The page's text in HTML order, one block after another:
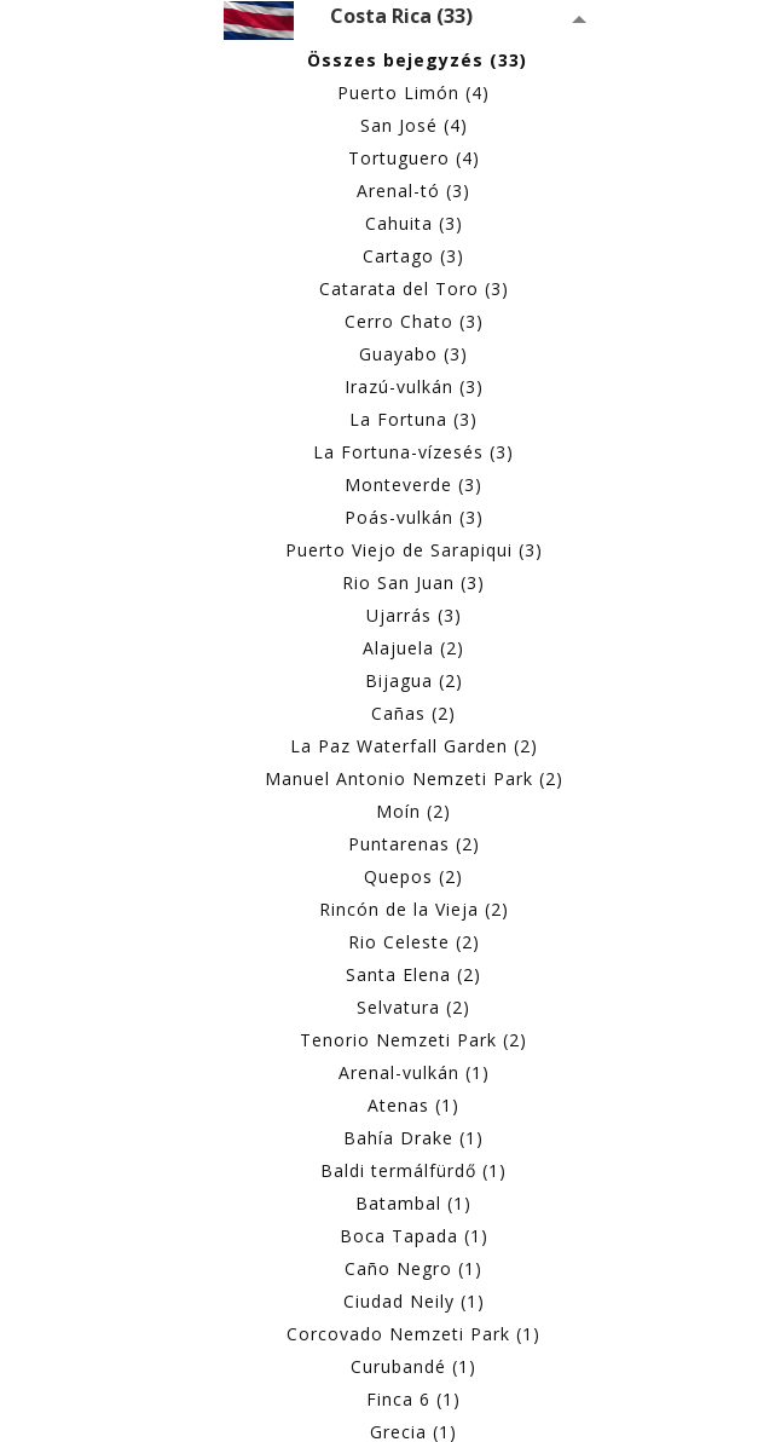
Costa Rica (33)
Összes bejegyzés (33)
Puerto Limón (4)
San José (4)
Tortuguero (4)
Arenal-tó (3)
Cahuita (3)
Cartago (3)
Catarata del Toro (3)
Cerro Chato (3)
Guayabo (3)
Irazú-vulkán (3)
La Fortuna (3)
La Fortuna-vízesés (3)
Monteverde (3)
Poás-vulkán (3)
Puerto Viejo de Sarapiqui (3)
Rio San Juan (3)
Ujarrás (3)
Alajuela (2)
Bijagua (2)
Cañas (2)
La Paz Waterfall Garden (2)
Manuel Antonio Nemzeti Park (2)
Moín (2)
Puntarenas (2)
Quepos (2)
Rincón de la Vieja (2)
Rio Celeste (2)
Santa Elena (2)
Selvatura (2)
Tenorio Nemzeti Park (2)
Arenal-vulkán (1)
Atenas (1)
Bahía Drake (1)
Baldi termálfürdő (1)
Batambal (1)
Boca Tapada (1)
Caño Negro (1)
Ciudad Neily (1)
Corcovado Nemzeti Park (1)
Curubandé (1)
Finca 6 (1)
Grecia (1)